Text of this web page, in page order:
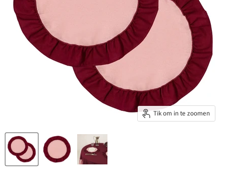
Tik om in te zoomen